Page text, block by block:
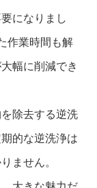
になりまし
作業時間も解
幅に削減でき
除去する逆洗
的な逆洗浄は
ません。